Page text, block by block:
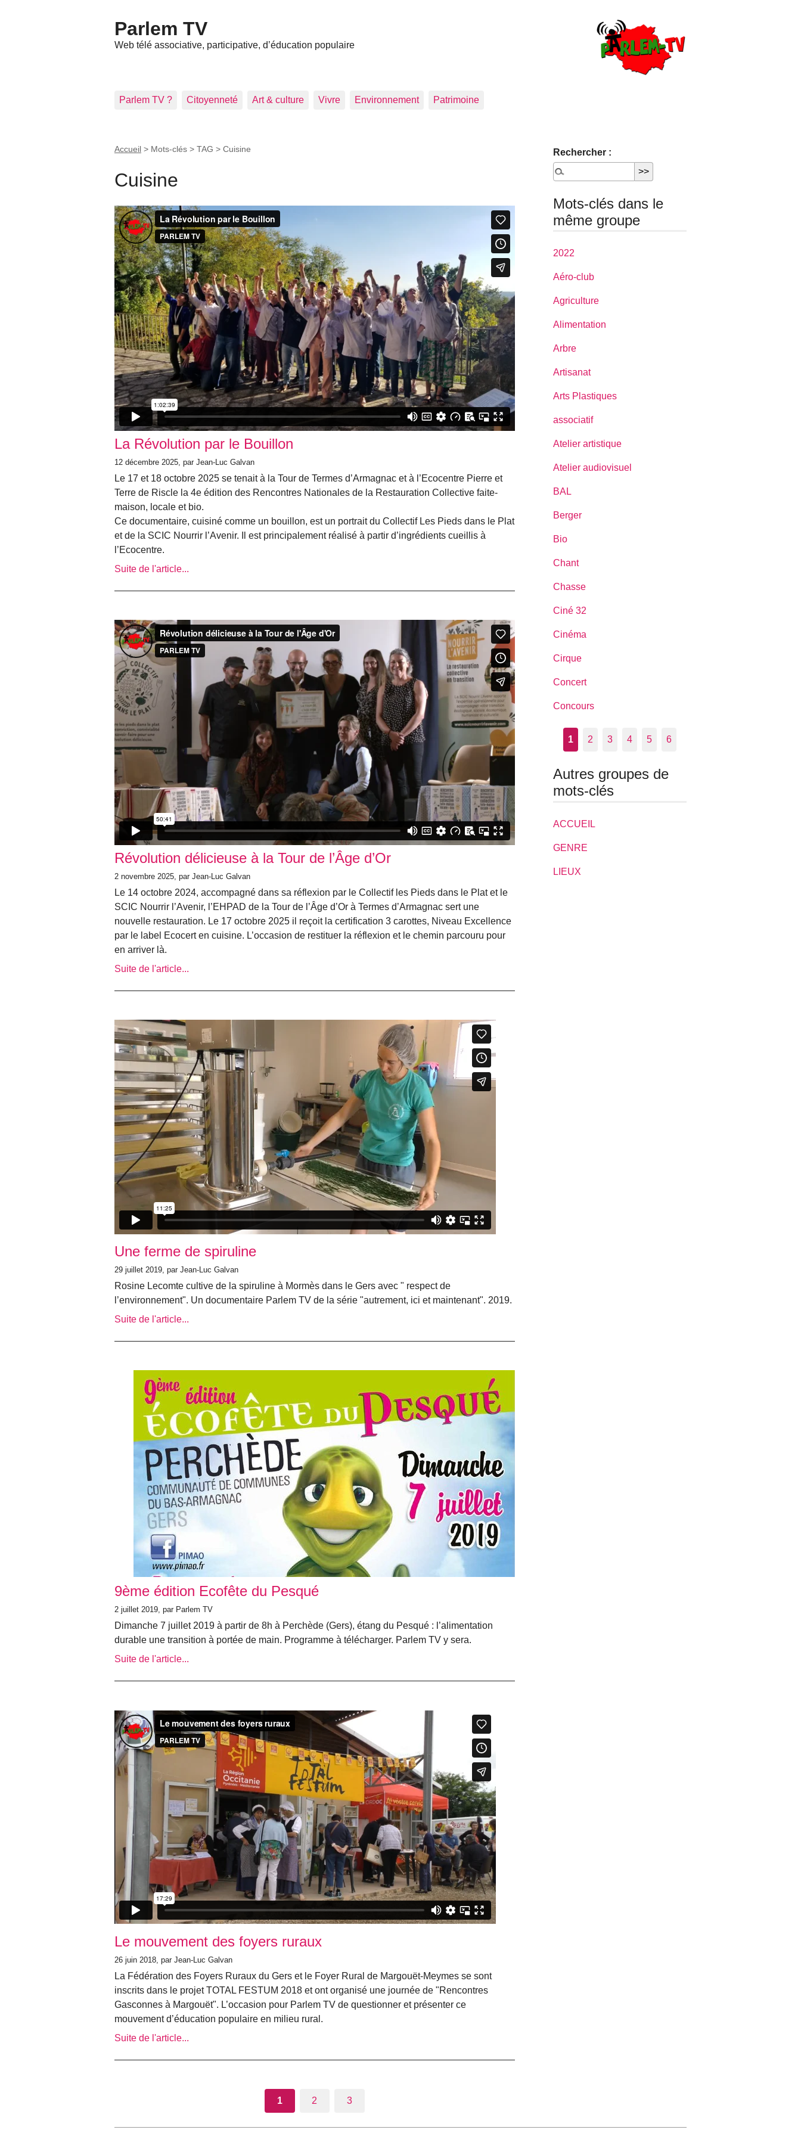
Parlem TV
Web télé associative, participative, d’éducation populaire
Parlem TV ? Citoyenneté Art & culture Vivre Environnement Patrimoine
Accueil > Mots-clés > TAG > Cuisine
Cuisine
La Révolution par le Bouillon
12 décembre 2025, par Jean-Luc Galvan
Le 17 et 18 octobre 2025 se tenait à la Tour de Termes d’Armagnac et à l’Ecocentre Pierre et
Terre de Riscle la 4e édition des Rencontres Nationales de la Restauration Collective faite-
maison, locale et bio.
Ce documentaire, cuisiné comme un bouillon, est un portrait du Collectif Les Pieds dans le Plat
et de la SCIC Nourrir l’Avenir. Il est principalement réalisé à partir d’ingrédients cueillis à
l’Ecocentre.
Suite de l'article...
Révolution délicieuse à la Tour de l’Âge d’Or
2 novembre 2025, par Jean-Luc Galvan
Le 14 octobre 2024, accompagné dans sa réflexion par le Collectif les Pieds dans le Plat et le
SCIC Nourrir l’Avenir, l’EHPAD de la Tour de l’Âge d’Or à Termes d’Armagnac sert une
nouvelle restauration. Le 17 octobre 2025 il reçoit la certification 3 carottes, Niveau Excellence
par le label Ecocert en cuisine. L’occasion de restituer la réflexion et le chemin parcouru pour
en arriver là.
Suite de l'article...
Une ferme de spiruline
29 juillet 2019, par Jean-Luc Galvan
Rosine Lecomte cultive de la spiruline à Mormès dans le Gers avec " respect de
l’environnement". Un documentaire Parlem TV de la série "autrement, ici et maintenant". 2019.
Suite de l'article...
9ème édition Ecofête du Pesqué
2 juillet 2019, par Parlem TV
Dimanche 7 juillet 2019 à partir de 8h à Perchède (Gers), étang du Pesqué : l’alimentation
durable une transition à portée de main. Programme à télécharger. Parlem TV y sera.
Suite de l'article...
Le mouvement des foyers ruraux
26 juin 2018, par Jean-Luc Galvan
La Fédération des Foyers Ruraux du Gers et le Foyer Rural de Margouët-Meymes se sont
inscrits dans le projet TOTAL FESTUM 2018 et ont organisé une journée de "Rencontres
Gasconnes à Margouët". L’occasion pour Parlem TV de questionner et présenter ce
mouvement d’éducation populaire en milieu rural.
Suite de l'article...
1 2 3
Rechercher :
Mots-clés dans le
même groupe
2022
Aéro-club
Agriculture
Alimentation
Arbre
Artisanat
Arts Plastiques
associatif
Atelier artistique
Atelier audiovisuel
BAL
Berger
Bio
Chant
Chasse
Ciné 32
Cinéma
Cirque
Concert
Concours
1 2 3 4 5 6
Autres groupes de
mots-clés
ACCUEIL
GENRE
LIEUX